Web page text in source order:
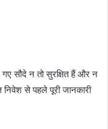
गए सौदे न तो सुरक्षित हैं और न
निवेश से पहले पूरी जानकारी